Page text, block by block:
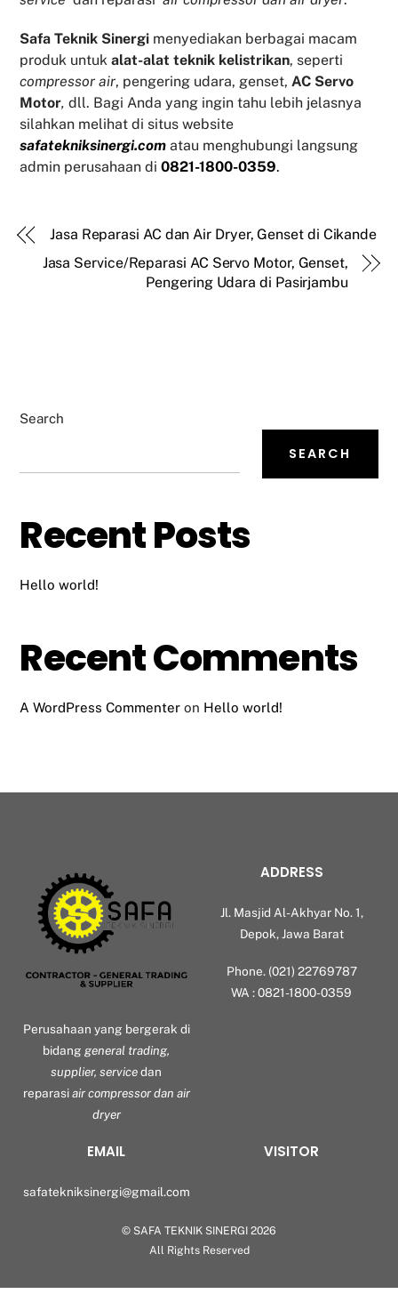
Safa Teknik Sinergi menyediakan berbagai macam
produk untukalat-alat teknik kelistrikan, seperti
compressor air, pengering udara, genset,AC Servo
Motor, dll. Bagi Anda yang ingin tahu lebih jelasnya
silahkan melihat di situs website
safatekniksinergi.com atau menghubungi langsung
admin perusahaan di0821-1800-0359.
Jasa Reparasi AC dan Air Dryer, Genset di Cikande
Jasa Service/Reparasi AC Servo Motor, Genset,
Pengering Udara di Pasirjambu
Search
SEARCH
Recent Posts
Hello world!
Recent Comments
A WordPress Commenter on Hello world!
Perusahaan yang bergerak di
bidang general trading,
supplier, servicedan
reparasiair compressor dan air
dryer
ADDRESS
Jl. Masjid Al-Akhyar No. 1,
Depok, Jawa Barat
Phone. (021) 22769787
WA : 0821-1800-0359
EMAIL
safatekniksinergi@gmail.com
VISITOR
© SAFA TEKNIK SINERGI 2026
All Rights Reserved